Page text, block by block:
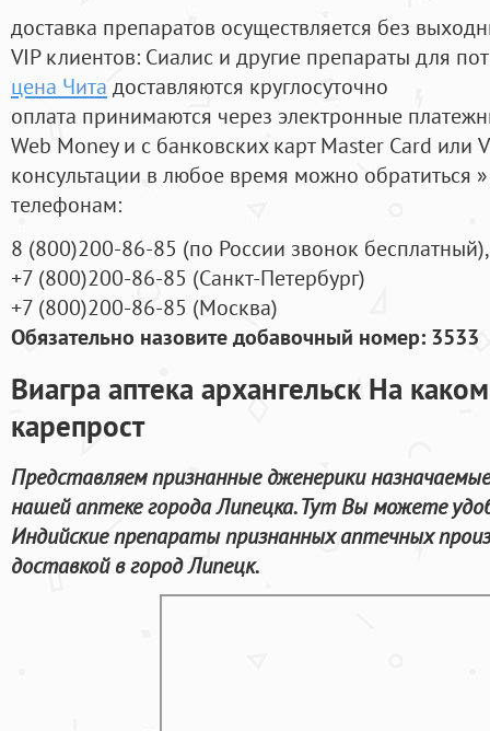
доставка препаратов осуществляется без
VIP клиентов: Сиалис и другие препараты для
цена Чита доставляются круглосуточно
оплата принимаются через электронные
Web Money и с банковских карт Master Card или
консультации в любое время можно обратиться
телефонам:
8 (800)200-86-85 (по России звонок бесплатный),
+7 (800)200-86-85 (Санкт-Петербург)
+7 (800)200-86-85 (Москва)
Обязательно назовите добавочный номер: 3533
Виагра аптека архангельск На
карепрост
Представляем признанные дженерики
нашей аптеке города Липецка. Тут Вы можете
Индийские препараты признанных аптечных
доставкой в город Липецк.